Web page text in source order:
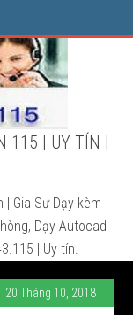
115 | UY TÍN |
Gia Sư Dạy kèm
Dạy Autocad
| Uy tín.
20 Tháng 10, 2018